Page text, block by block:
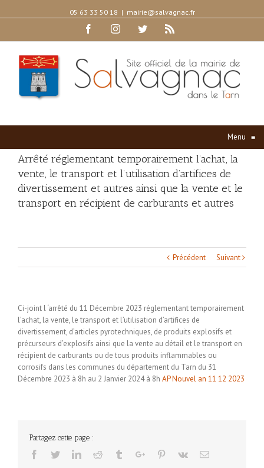
05 63 33 50 18 | mairie@salvagnac.fr
FacebookInstagramTwitter
Menu ≡
Arrêté réglementant temporairement l’achat, la
vente, le transport et l’utilisation d’artifices de
divertissement et autres ainsi que la vente et le
transport en récipient de carburants et autres
Précédent Suivant
Ci-joint l ‘arrêté du 11 Décembre 2023 réglementant temporairement
l’achat, la vente, le transport et l’utilisation d’artifices de
divertissement, d’articles pyrotechniques, de produits explosifs et
précurseurs d’explosifs ainsi que la vente au détail et le transport en
récipient de carburants ou de tous produits inflammables ou
corrosifs dans les communes du département du Tarn du 31
Décembre 2023 à 8h au 2 Janvier 2024 à 8h AP Nouvel an 11 12 2023
Partagez cette page :
Facebook
TwitterLinkedinReddit TumblrGoogle+Pinterest
Vk Email